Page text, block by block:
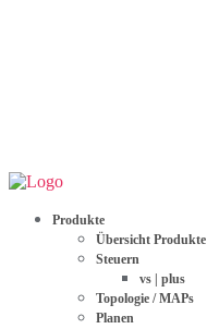
Produkte
Übersicht Produkte
Steuern
vs | plus
Topologie / MAPs
Planen